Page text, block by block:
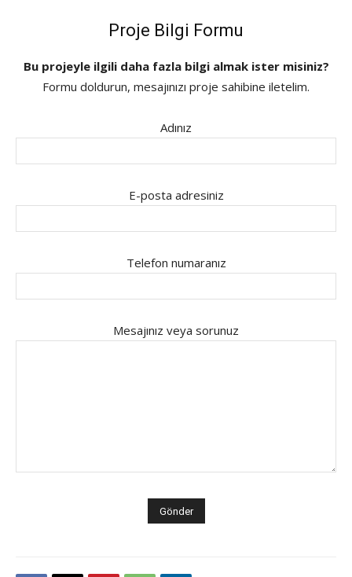
Proje Bilgi Formu
Bu projeyle ilgili daha fazla bilgi almak ister misiniz?
Formu doldurun, mesajınızı proje sahibine iletelim.
Adınız
E-posta adresiniz
Telefon numaranız
Mesajınız veya sorunuz